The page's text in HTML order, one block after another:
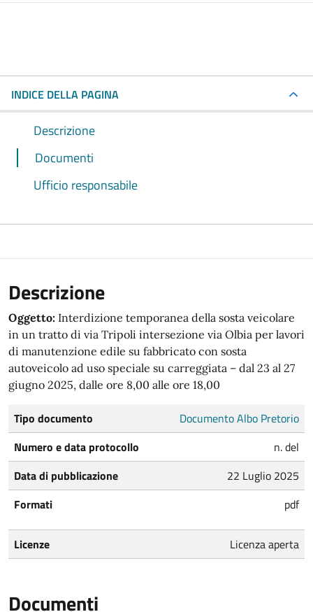
INDICE DELLA PAGINA
Descrizione
Documenti
Ufficio responsabile
Descrizione
Oggetto: Interdizione temporanea della sosta veicolare
in un tratto di via Tripoli intersezione via Olbia per lavori
di manutenzione edile su fabbricato con sosta
autoveicolo ad uso speciale su carreggiata – dal 23 al 27
giugno 2025, dalle ore 8,00 alle ore 18,00
Tipo documento
Documento Albo Pretorio
Numero e data protocollo
n. del
Data di pubblicazione
22 Luglio 2025
Formati
pdf
Licenze Licenza aperta
Documenti